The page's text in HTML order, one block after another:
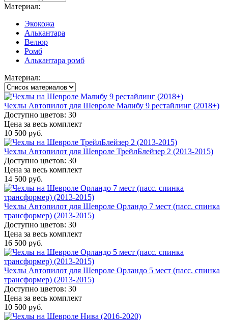
Материал:
Экокожа
Алькантара
Велюр
Ромб
Алькантара ромб
Материал:
Чехлы Автопилот для Шевроле Малибу 9 рестайлинг (2018+)
Доступно цветов: 30
Цена за весь комплект
10 500 руб.
Чехлы Автопилот для Шевроле ТрейлБлейзер 2 (2013-2015)
Доступно цветов: 30
Цена за весь комплект
14 500 руб.
Чехлы Автопилот для Шевроле Орландо 7 мест (пасс. спинка
трансформер) (2013-2015)
Доступно цветов: 30
Цена за весь комплект
16 500 руб.
Чехлы Автопилот для Шевроле Орландо 5 мест (пасс. спинка
трансформер) (2013-2015)
Доступно цветов: 30
Цена за весь комплект
10 500 руб.